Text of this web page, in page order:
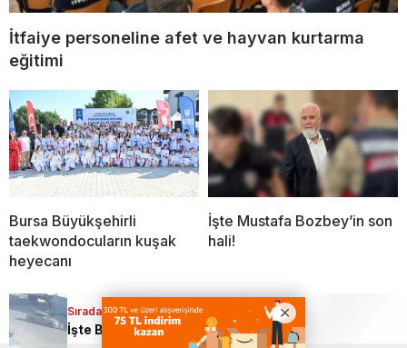
Sıradaki Haber
İşte Bursa’daki o kaza anı!
İtfaiye personeline afet ve hayvan kurtarma
eğitimi
Bursa Büyükşehirli
taekwondocuların kuşak
heyecanı
İşte Mustafa Bozbey’in son
hali!